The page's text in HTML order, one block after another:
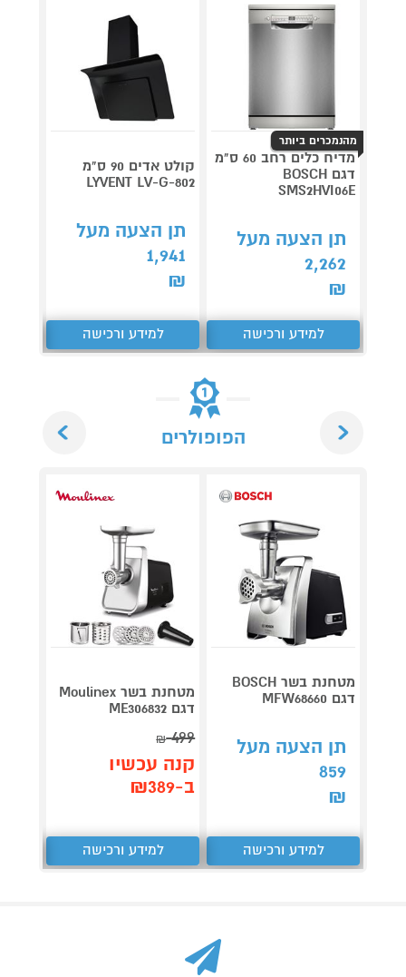
מהנמכרים ביותר
מדיח כלים רחב 60 ס"מ
דגם BOSCH
SMS2HVI06E
תן הצעה מעל
2,262
₪
למידע ורכישה
קולט אדים 90 ס"מ
LYVENT LV-G-802
תן הצעה מעל
1,941
₪
למידע ורכישה
הפופולרים
מטחנת בשר BOSCH
דגם MFW68660
תן הצעה מעל
859
₪
למידע ורכישה
מטחנת בשר Moulinex
דגם ME306832
499
₪
קנה עכשיו
ב-₪389
למידע ורכישה